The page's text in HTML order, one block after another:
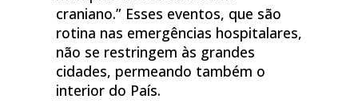
craniano.” Esses eventos, que são
rotina nas emergências hospitalares,
não se restringem às grandes
cidades, permeando também o
interior do País.